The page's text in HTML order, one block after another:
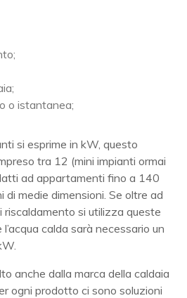
o istantanea;
si esprime in kW, questo
tra 12 (mini impianti ormai
ad appartamenti fino a 140
di medie dimensioni. Se oltre ad
riscaldamento si utilizza queste
calda sarà necessario un
anche dalla marca della caldaia
ogni prodotto ci sono soluzioni